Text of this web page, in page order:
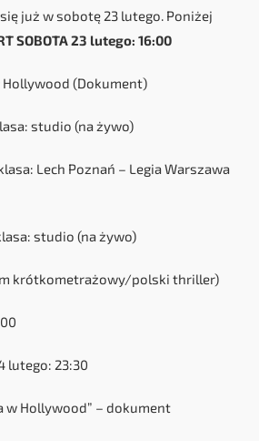
już w sobotę 23 lutego. Poniżej
SOBOTA 23 lutego: 16:00
Hollywood (Dokument)
studio (na żywo)
Lech Poznań – Legia Warszawa
studio (na żywo)
krótkometrażowy/polski thriller)
lutego: 23:30
w Hollywood” – dokument